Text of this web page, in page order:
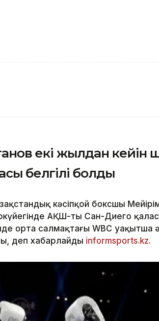
екі жылдан кейін
белгілі болды
кәсіпқой боксшы
АҚШ-тың Сан-Диего
орта салмақтағы WBC уақытша
деп хабарлайды informsports.kz.